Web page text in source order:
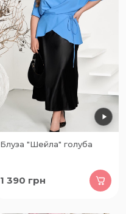
Блуза "Шейла" голуба
1 390 грн